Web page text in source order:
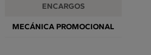
ENCARGOS
MECÁNICA PROMOCIONAL